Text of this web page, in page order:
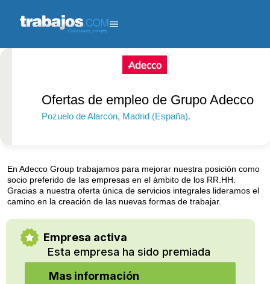
Ofertas de empleo de Grupo Adecco
Pozuelo de Alarcón, Madrid (España).
En Adecco Group trabajamos para mejorar nuestra posición como
socio preferido de las empresas en el ámbito de los RR.HH.
Gracias a nuestra oferta única de servicios integrales lideramos el
camino en la creación de las nuevas formas de trabajar.
Empresa activa
Esta empresa ha sido premiada
Mas información